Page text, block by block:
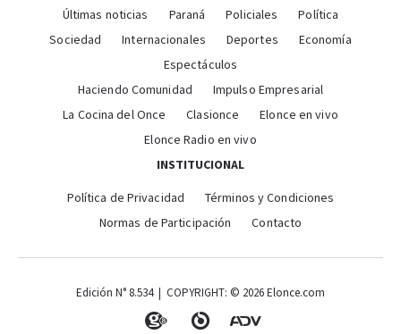
Últimas noticias Paraná Policiales
Política
Sociedad
Internacionales Deportes
Economía
Espectáculos
Haciendo Comunidad
Impulso Empresarial
La Cocina del Once
Clasionce
Elonce en vivo
Elonce Radio en vivo
INSTITUCIONAL
Política de Privacidad
Términos y Condiciones
Normas de Participación
Contacto
Edición N° 8.534 | COPYRIGHT: © 2026 Elonce.com